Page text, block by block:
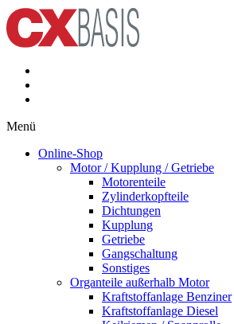
Menü
Online-Shop
Motor / Kupplung / Getriebe
Motorenteile
Zylinderkopfteile
Dichtungen
Kupplung
Getriebe
Gangschaltung
Sonstiges
Organteile außerhalb Motor
Kraftstoffanlage Benziner
Kraftstoffanlage Diesel